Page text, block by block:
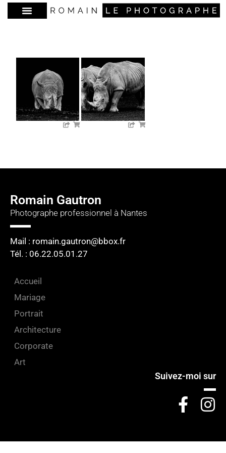
Romain Gautron
Photographe professionnel à Nantes
Mail : romain.gautron@bbox.fr
Tél. : 06.22.05.01.27​
Accueil
Mariage
Portrait
Architecture
Corporate
Art
Suivez-moi sur